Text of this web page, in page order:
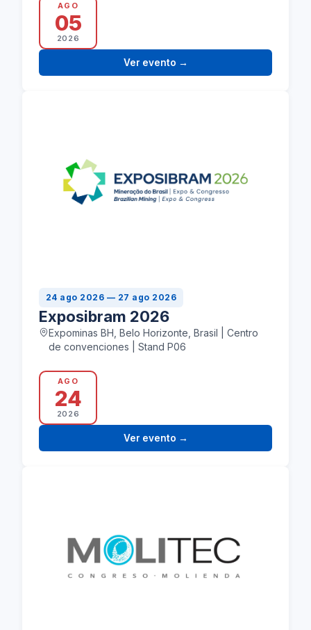
AGO
05
2026
Ver evento →
24 ago 2026 — 27 ago 2026
Exposibram 2026
Expominas BH, Belo Horizonte, Brasil | Centro
de convenciones | Stand P06
AGO
24
2026
Ver evento →